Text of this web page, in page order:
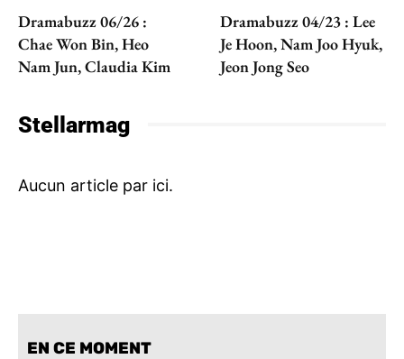
Dramabuzz 06/26 :
Chae Won Bin, Heo
Nam Jun, Claudia Kim
Dramabuzz 04/23 : Lee
Je Hoon, Nam Joo Hyuk,
Jeon Jong Seo
Stellarmag
EN CE MOMENT